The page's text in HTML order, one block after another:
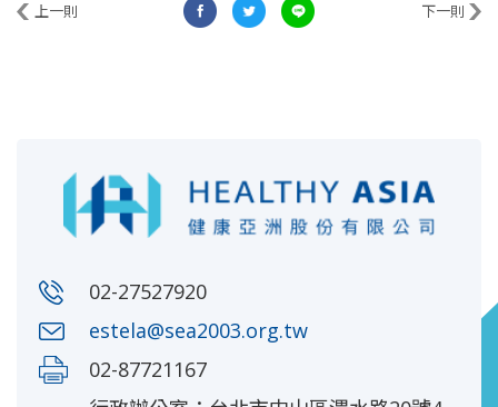
上一則 下一則
02-27527920
estela@sea2003.org.tw
02-87721167